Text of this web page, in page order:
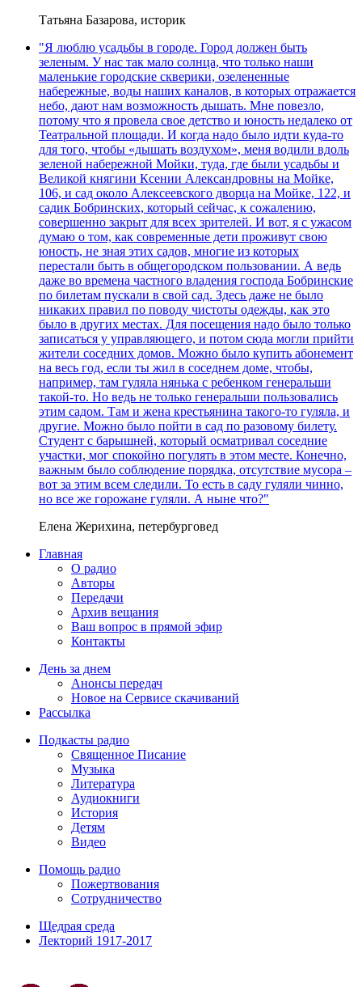
Татьяна Базарова, историк
"Я люблю усадьбы в городе. Город должен быть
зеленым. У нас так мало солнца, что только наши
маленькие городские скверики, озелененные
набережные, воды наших каналов, в которых отражается
небо, дают нам возможность дышать. Мне повезло,
потому что я провела свое детство и юность недалеко от
Театральной площади. И когда надо было идти куда-то
для того, чтобы «дышать воздухом», меня водили вдоль
зеленой набережной Мойки, туда, где были усадьбы и
Великой княгини Ксении Александровны на Мойке,
106, и сад около Алексеевского дворца на Мойке, 122, и
садик Бобринских, который сейчас, к сожалению,
совершенно закрыт для всех зрителей. И вот, я с ужасом
думаю о том, как современные дети проживут свою
юность, не зная этих садов, многие из которых
перестали быть в общегородском пользовании. А ведь
даже во времена частного владения господа Бобринские
по билетам пускали в свой сад. Здесь даже не было
никаких правил по поводу чистоты одежды, как это
было в других местах. Для посещения надо было только
записаться у управляющего, и потом сюда могли прийти
жители соседних домов. Можно было купить абонемент
на весь год, если ты жил в соседнем доме, чтобы,
например, там гуляла нянька с ребенком генеральши
такой-то. Но ведь не только генеральши пользовались
этим садом. Там и жена крестьянина такого-то гуляла, и
другие. Можно было пойти в сад по разовому билету.
Студент с барышней, который осматривал соседние
участки, мог спокойно погулять в этом месте. Конечно,
важным было соблюдение порядка, отсутствие мусора –
вот за этим всем следили. То есть в саду гуляли чинно,
но все же горожане гуляли. А ныне что?"
Елена Жерихина, петербурговед
Главная
О радио
Авторы
Передачи
Архив вещания
Ваш вопрос в прямой эфир
Контакты
День за днем
Анонсы передач
Новое на Сервисе скачиваний
Рассылка
Подкасты радио
Священное Писание
Музыка
Литература
Аудиокниги
История
Детям
Видео
Помощь радио
Пожертвования
Сотрудничество
Щедрая среда
Лекторий 1917-2017